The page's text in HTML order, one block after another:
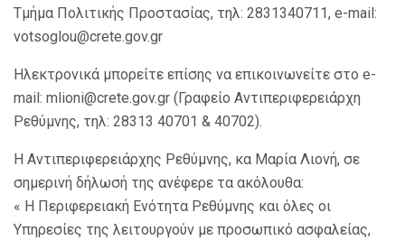
Τμήμα Πολιτικής Προστασίας, τηλ: 2831340711, e-mail:
votsoglou@crete.gov.gr
Ηλεκτρονικά μπορείτε επίσης να επικοινωνείτε στο e-
mail: mlioni@crete.gov.gr (Γραφείο Αντιπεριφερειάρχη
Ρεθύμνης, τηλ: 28313 40701 & 40702).
Η Αντιπεριφερειάρχης Ρεθύμνης, κα Μαρία Λιονή, σε
σημερινή δήλωσή της ανέφερε τα ακόλουθα:
« Η Περιφερειακή Ενότητα Ρεθύμνης και όλες οι
Υπηρεσίες της λειτουργούν με προσωπικό ασφαλείας,